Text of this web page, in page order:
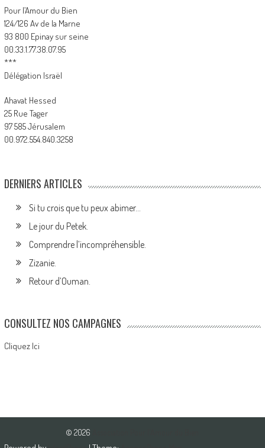
Pour l’Amour du Bien
124/126 Av de la Marne
93 800 Epinay sur seine
00.33.1.77.38.07.95
***
Délégation Israël
Ahavat Hessed
25 Rue Tager
97 585 Jérusalem
00.972.554.840.3258
DERNIERS ARTICLES
Si tu crois que tu peux abimer…
Le jour du Petek.
Comprendre l’incompréhensible.
Zizanie.
Retour d’Ouman.
CONSULTEZ NOS CAMPAGNES
Cliquez Ici
© 2026